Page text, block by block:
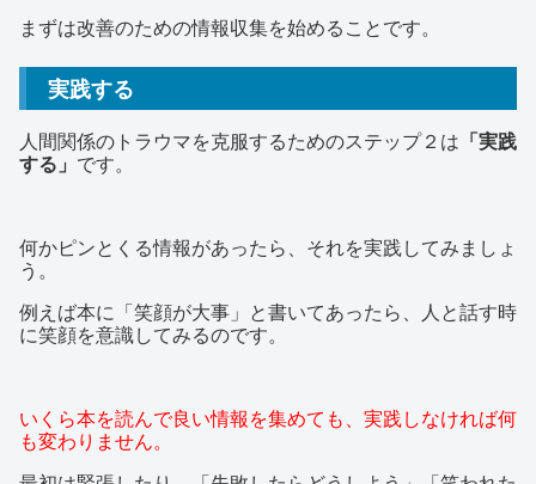
まずは改善のための情報収集を始めることです。
実践する
人間関係のトラウマを克服するためのステップ２は 「実践
する」 です。
何かピンとくる情報があったら、それを実践してみましょ
う。
例えば本に「笑顔が大事」と書いてあったら、人と話す時
に笑顔を意識してみるのです。
いくら本を読んで良い情報を集めても、実践しなければ何
も変わりません。